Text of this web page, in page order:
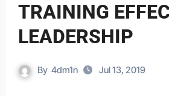
TRAINING
LEADERSHIP
By 4dm1n Jul 13, 2019